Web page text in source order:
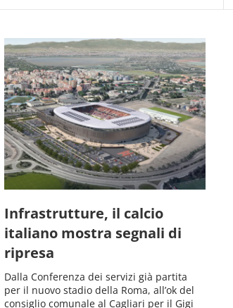
Infrastrutture, il calcio
italiano mostra segnali di
ripresa
Dalla Conferenza dei servizi già partita
per il nuovo stadio della Roma, all’ok del
consiglio comunale al Cagliari per il Gigi